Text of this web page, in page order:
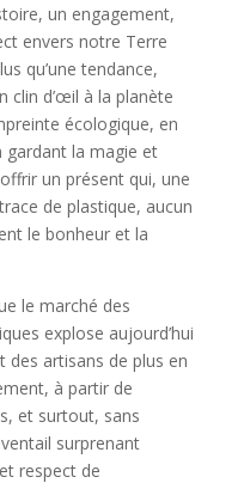
un engagement,
envers notre Terre
qu’une tendance,
clin d’œil à la planète
écologique, en
gardant la magie et
un présent qui, une
de plastique, aucun
le bonheur et la
le marché des
explose aujourd’hui
des artisans de plus en
à partir de
et surtout, sans
surprenant
respect de